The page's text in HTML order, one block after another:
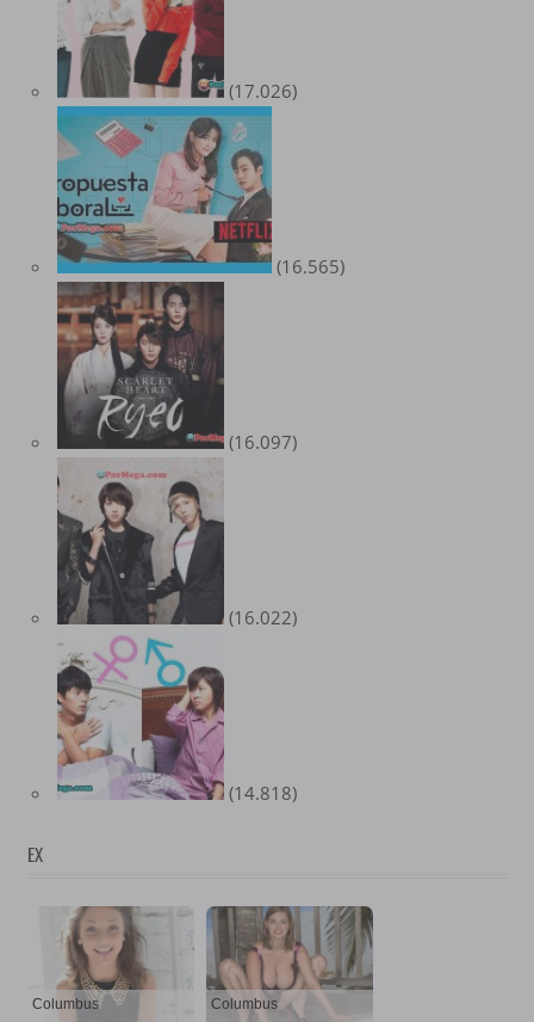
(17.026)
(16.565)
(16.097)
(16.022)
(14.818)
EX